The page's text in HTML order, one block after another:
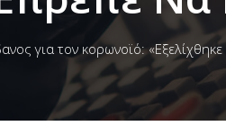
για τον κορωνοϊό: